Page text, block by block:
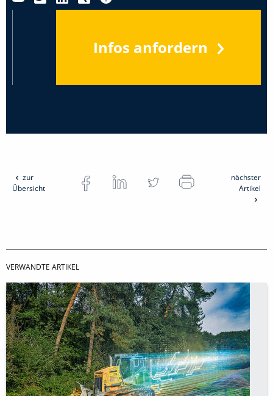
Infos anfordern
zur
Übersicht
nächster
Artikel
VERWANDTE ARTIKEL